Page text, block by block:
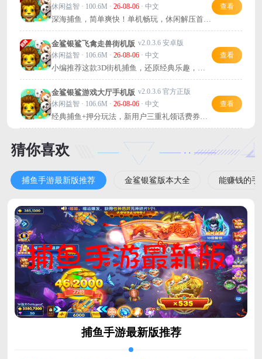
休闲益智 · 100.6M · 26-08-06· 中文
深海捕鱼，简单爽快！单机畅玩，休闲解压首
选。
查看
金鲨银鲨飞禽走兽街机版 v2.0.3.6 安卓版
休闲益智 · 106.6M · 26-08-06· 中文
小编推荐这款3D街机捕鱼，还原经典乐趣，爆
率高福利多，快来体验！
查看
金鲨银鲨游戏大厅手机版 v2.0.3.6 官方正版
休闲益智 · 106.6M · 26-08-06· 中文
经典捕鱼+押分玩法，新用户三重礼领话费券，
快来体验！
查看
猜你喜欢
捕鱼手游最新版推荐 金鲨银鲨版本大全 能赚钱的手
捕鱼手游最新版推荐